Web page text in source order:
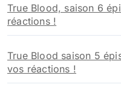
:True Blood, saison 6
réactions !
True Blood saison 5
vos réactions !